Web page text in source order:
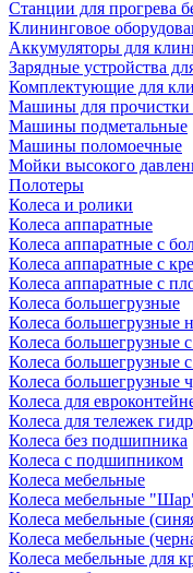
Станции для прогрева
Клининговое
Аккумуляторы для
Зарядные устройства
Комплектующие для
Машины для прочистки
Машины подметальные
Машины поломоечные
Мойки высокого
Полотеры
Колеса и ролики
Колеса аппаратные
Колеса аппаратные с
Колеса аппаратные с
Колеса аппаратные с
Колеса большегрузные
Колеса большегрузные
Колеса большегрузные
Колеса большегрузные
Колеса большегрузные
Колеса для
Колеса для тележек
Колеса без подшипника
Колеса с подшипником
Колеса мебельные
Колеса мебельные
Колеса мебельные
Колеса мебельные
Колеса мебельные для